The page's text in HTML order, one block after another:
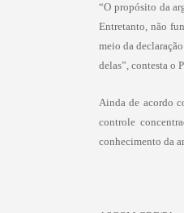
“O propósito da
Entretanto, não
meio da
delas”, contesta o
Ainda de acordo
controle
conhecimento da